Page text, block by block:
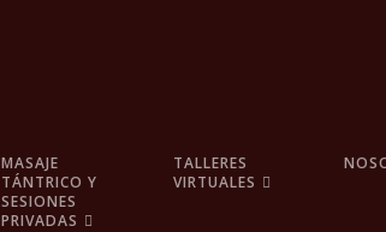
MASAJE
TÁNTRICO Y
SESIONES
PRIVADAS
TALLERES
VIRTUALES